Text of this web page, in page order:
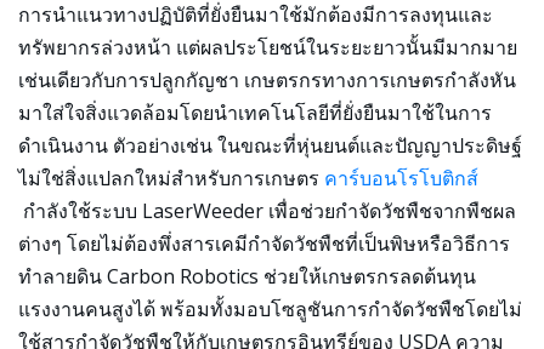
การนำแนวทางปฏิบัติที่ยั่งยืนมาใช้มักต้องมีการลงทุนและ
ทรัพยากรล่วงหน้า แต่ผลประโยชน์ในระยะยาวนั้นมีมากมาย
เช่นเดียวกับการปลูกกัญชา เกษตรกรทางการเกษตรกำลังหัน
มาใส่ใจสิ่งแวดล้อมโดยนำเทคโนโลยีที่ยั่งยืนมาใช้ในการ
ดำเนินงาน ตัวอย่างเช่น ในขณะที่หุ่นยนต์และปัญญาประดิษฐ์
ไม่ใช่สิ่งแปลกใหม่สำหรับการเกษตร คาร์บอนโรโบติกส์
กำลังใช้ระบบ LaserWeeder เพื่อช่วยกำจัดวัชพืชจากพืชผล
ต่างๆ โดยไม่ต้องพึ่งสารเคมีกำจัดวัชพืชที่เป็นพิษหรือวิธีการ
ทำลายดิน Carbon Robotics ช่วยให้เกษตรกรลดต้นทุน
แรงงานคนสูงได้ พร้อมทั้งมอบโซลูชันการกำจัดวัชพืชโดยไม่
ใช้สารกำจัดวัชพืชให้กับเกษตรกรอินทรีย์ของ USDA ความ